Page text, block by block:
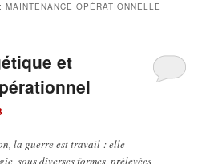
:MAINTENANCE OPÉRATIONNELLE
et
la guerre est travail : elle
sous diverses formes, prélevées